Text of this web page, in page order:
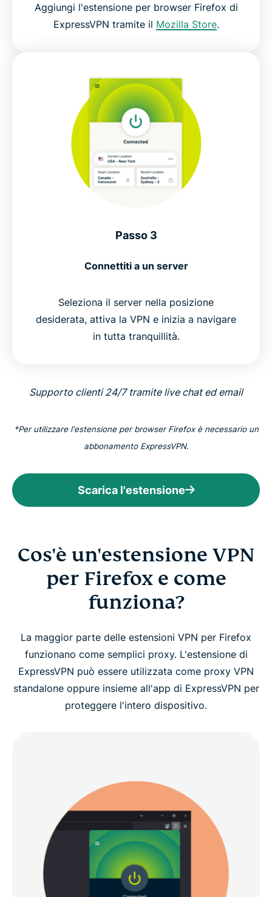
Aggiungi l'estensione per browser Firefox di
ExpressVPN tramite il Mozilla Store.
Passo 3
Connettiti a un server
Seleziona il server nella posizione
desiderata, attiva la VPN e inizia a navigare
in tutta tranquillità.
Supporto clienti 24/7 tramite live chat ed email
*Per utilizzare l'estensione per browser Firefox è necessario un
abbonamento ExpressVPN.
Scarica l'estensione
Cos'è un'estensione VPN
per Firefox e come
funziona?
La maggior parte delle estensioni VPN per Firefox
funzionano come semplici proxy. L'estensione di
ExpressVPN può essere utilizzata come proxy VPN
standalone oppure insieme all'app di ExpressVPN per
proteggere l'intero dispositivo.